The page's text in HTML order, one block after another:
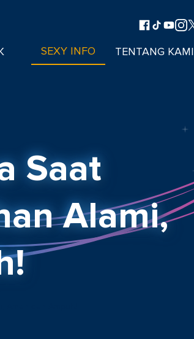
SEXY INFO TENTANG KAMI
Saat
Alami,